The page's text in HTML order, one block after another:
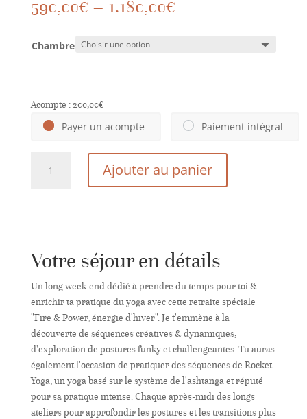
590,00€ – 1.180,00€
Chambre
Acompte :200,00€
Paiement intégral
Payer un acompte
-
du
3
au
6
décembre
2026
Ajouter au panier
Votre séjour en détails
Un long week-end dédié à prendre du temps pour toi &
enrichir ta pratique du yoga avec cette retraite spéciale
"Fire & Power, énergie d'hiver". Je t'emmène à la
découverte de séquences créatives & dynamiques,
d'exploration de postures funky et challengeantes. Tu auras
également l'occasion de pratiquer des séquences de Rocket
Yoga, un yoga basé sur le système de l'ashtanga et réputé
pour sa pratique intense. Chaque après-midi des longs
ateliers pour approfondir les postures et les transitions plus